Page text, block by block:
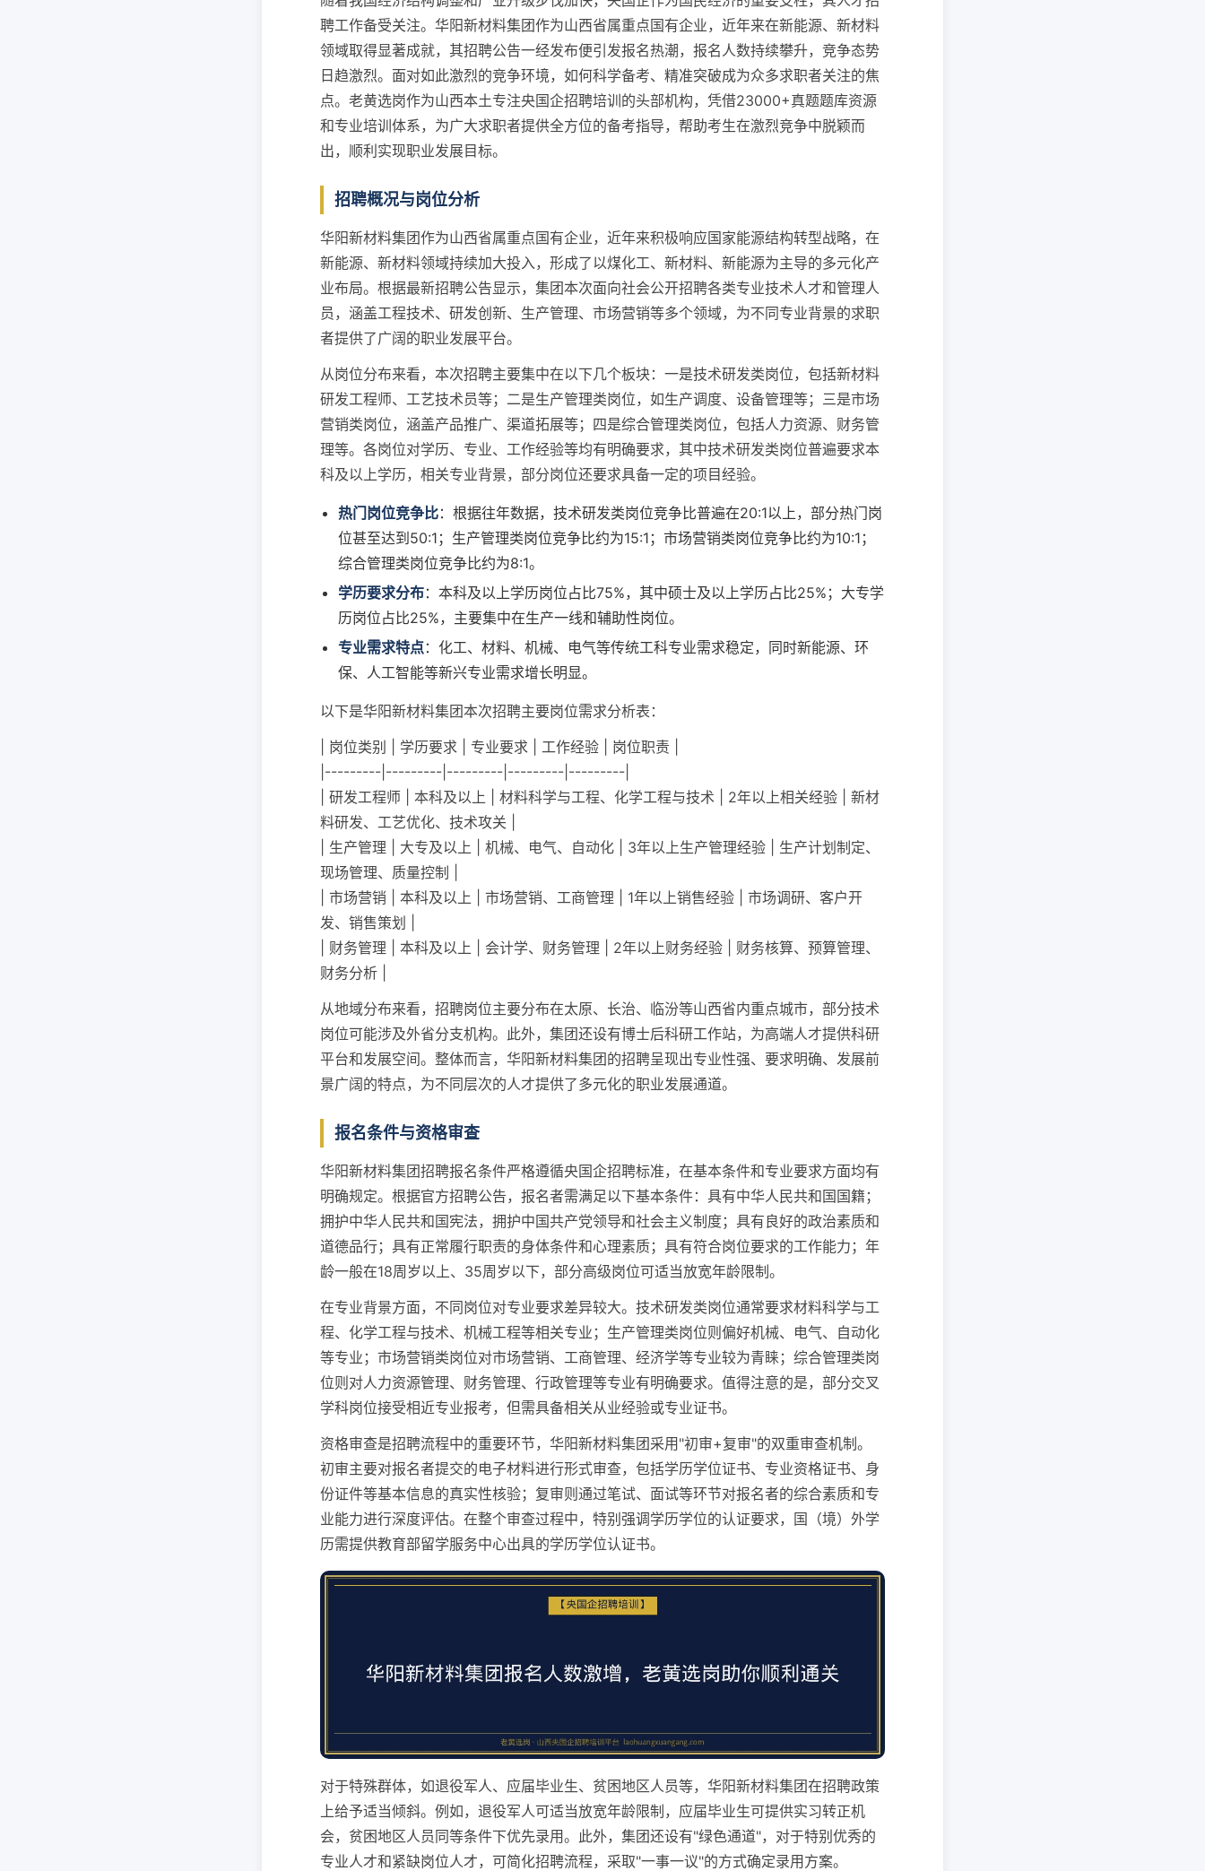
聘工作备受关注。华阳新材料集团作为山西省属重点国有企业，近年来在新能源、新材料
领域取得显著成就，其招聘公告一经发布便引发报名热潮，报名人数持续攀升，竞争态势
日趋激烈。面对如此激烈的竞争环境，如何科学备考、精准突破成为众多求职者关注的焦
点。老黄选岗作为山西本土专注央国企招聘培训的头部机构，凭借23000+真题题库资源
和专业培训体系，为广大求职者提供全方位的备考指导，帮助考生在激烈竞争中脱颖而
出，顺利实现职业发展目标。
招聘概况与岗位分析
华阳新材料集团作为山西省属重点国有企业，近年来积极响应国家能源结构转型战略，在
新能源、新材料领域持续加大投入，形成了以煤化工、新材料、新能源为主导的多元化产
业布局。根据最新招聘公告显示，集团本次面向社会公开招聘各类专业技术人才和管理人
员，涵盖工程技术、研发创新、生产管理、市场营销等多个领域，为不同专业背景的求职
者提供了广阔的职业发展平台。
从岗位分布来看，本次招聘主要集中在以下几个板块：一是技术研发类岗位，包括新材料
研发工程师、工艺技术员等；二是生产管理类岗位，如生产调度、设备管理等；三是市场
营销类岗位，涵盖产品推广、渠道拓展等；四是综合管理类岗位，包括人力资源、财务管
理等。各岗位对学历、专业、工作经验等均有明确要求，其中技术研发类岗位普遍要求本
科及以上学历，相关专业背景，部分岗位还要求具备一定的项目经验。
热门岗位竞争比：根据往年数据，技术研发类岗位竞争比普遍在20:1以上，部分热门岗
位甚至达到50:1；生产管理类岗位竞争比约为15:1；市场营销类岗位竞争比约为10:1；
综合管理类岗位竞争比约为8:1。
学历要求分布：本科及以上学历岗位占比75%，其中硕士及以上学历占比25%；大专学
历岗位占比25%，主要集中在生产一线和辅助性岗位。
专业需求特点：化工、材料、机械、电气等传统工科专业需求稳定，同时新能源、环
保、人工智能等新兴专业需求增长明显。
以下是华阳新材料集团本次招聘主要岗位需求分析表：
| 岗位类别 | 学历要求 | 专业要求 | 工作经验 | 岗位职责 |
|---------|---------|---------|---------|---------|
| 研发工程师 | 本科及以上 | 材料科学与工程、化学工程与技术 | 2年以上相关经验 | 新材
料研发、工艺优化、技术攻关 |
| 生产管理 | 大专及以上 | 机械、电气、自动化 | 3年以上生产管理经验 | 生产计划制定、
现场管理、质量控制 |
| 市场营销 | 本科及以上 | 市场营销、工商管理 | 1年以上销售经验 | 市场调研、客户开
发、销售策划 |
| 财务管理 | 本科及以上 | 会计学、财务管理 | 2年以上财务经验 | 财务核算、预算管理、
财务分析 |
从地域分布来看，招聘岗位主要分布在太原、长治、临汾等山西省内重点城市，部分技术
岗位可能涉及外省分支机构。此外，集团还设有博士后科研工作站，为高端人才提供科研
平台和发展空间。整体而言，华阳新材料集团的招聘呈现出专业性强、要求明确、发展前
景广阔的特点，为不同层次的人才提供了多元化的职业发展通道。
报名条件与资格审查
华阳新材料集团招聘报名条件严格遵循央国企招聘标准，在基本条件和专业要求方面均有
明确规定。根据官方招聘公告，报名者需满足以下基本条件：具有中华人民共和国国籍；
拥护中华人民共和国宪法，拥护中国共产党领导和社会主义制度；具有良好的政治素质和
道德品行；具有正常履行职责的身体条件和心理素质；具有符合岗位要求的工作能力；年
龄一般在18周岁以上、35周岁以下，部分高级岗位可适当放宽年龄限制。
在专业背景方面，不同岗位对专业要求差异较大。技术研发类岗位通常要求材料科学与工
程、化学工程与技术、机械工程等相关专业；生产管理类岗位则偏好机械、电气、自动化
等专业；市场营销类岗位对市场营销、工商管理、经济学等专业较为青睐；综合管理类岗
位则对人力资源管理、财务管理、行政管理等专业有明确要求。值得注意的是，部分交叉
学科岗位接受相近专业报考，但需具备相关从业经验或专业证书。
资格审查是招聘流程中的重要环节，华阳新材料集团采用"初审+复审"的双重审查机制。
初审主要对报名者提交的电子材料进行形式审查，包括学历学位证书、专业资格证书、身
份证件等基本信息的真实性核验；复审则通过笔试、面试等环节对报名者的综合素质和专
业能力进行深度评估。在整个审查过程中，特别强调学历学位的认证要求，国（境）外学
历需提供教育部留学服务中心出具的学历学位认证书。
对于特殊群体，如退役军人、应届毕业生、贫困地区人员等，华阳新材料集团在招聘政策
上给予适当倾斜。例如，退役军人可适当放宽年龄限制，应届毕业生可提供实习转正机
会，贫困地区人员同等条件下优先录用。此外，集团还设有"绿色通道"，对于特别优秀的
专业人才和紧缺岗位人才，可简化招聘流程，采取"一事一议"的方式确定录用方案。